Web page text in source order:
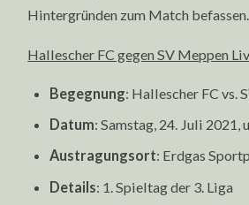
Hintergründen zum Match befassen.
Hallescher FC gegen SV Meppen
Begegnung: Hallescher FC vs.
Datum: Samstag, 24. Juli 2021,
Austragungsort: Erdgas
Details: 1. Spieltag der 3. Liga